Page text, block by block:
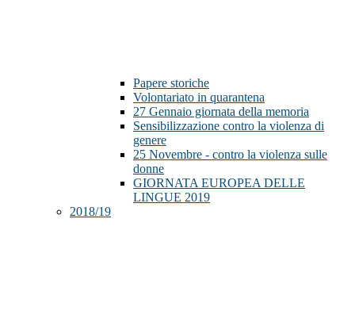
Papere storiche
Volontariato in quarantena
27 Gennaio giornata della memoria
Sensibilizzazione contro la violenza di
genere
25 Novembre - contro la violenza sulle
donne
GIORNATA EUROPEA DELLE
LINGUE 2019
2018/19